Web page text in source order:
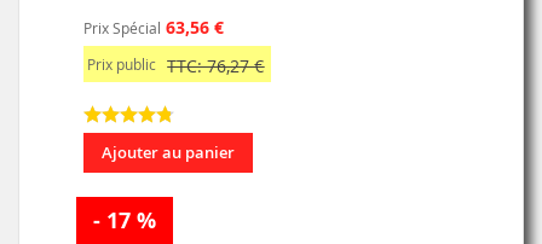
Prix Spécial 63,56 €
Prix public TTC: 76,27 €
Ajouter au panier
- 17 %